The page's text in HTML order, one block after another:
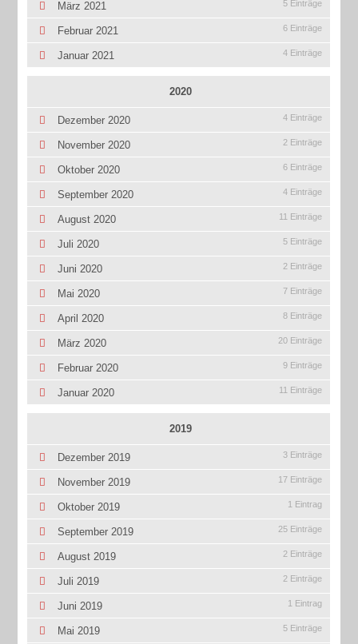
März 2021 5 Einträge
Februar 2021 6 Einträge
Januar 2021 4 Einträge
2020
Dezember 2020 4 Einträge
November 2020 2 Einträge
Oktober 2020 6 Einträge
September 2020 4 Einträge
August 2020 11 Einträge
Juli 2020 5 Einträge
Juni 2020 2 Einträge
Mai 2020 7 Einträge
April 2020 8 Einträge
März 2020 20 Einträge
Februar 2020 9 Einträge
Januar 2020 11 Einträge
2019
Dezember 2019 3 Einträge
November 2019 17 Einträge
Oktober 2019 1 Eintrag
September 2019 25 Einträge
August 2019 2 Einträge
Juli 2019 2 Einträge
Juni 2019 1 Eintrag
Mai 2019 5 Einträge